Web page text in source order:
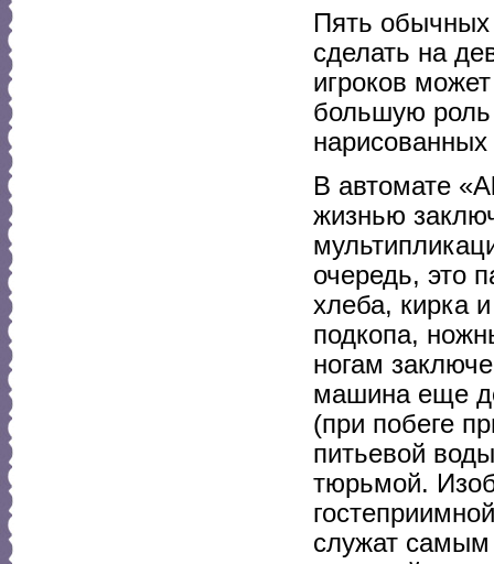
Пять обычных
сделать на
игроков
большую роль
В автомате
жизнью
очередь, это
хлеба, кирка
подкопа,
ногам
машина еще
(при побеге
питьевой
тюрьмой.
служат самым